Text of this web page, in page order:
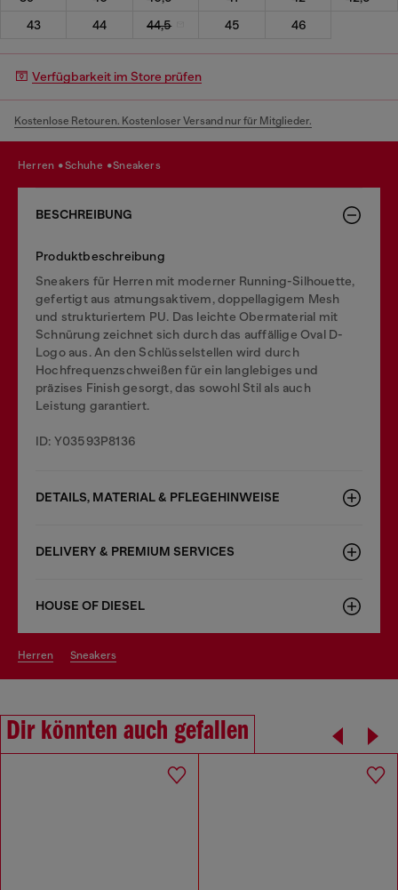
43
44 44,5 45 46
Verfügbarkeit im Store prüfen
Kostenlose Retouren. Kostenloser Versand nur für Mitglieder.
herren schuhe sneakers
BESCHREIBUNG
Produktbeschreibung
Sneakers für Herren mit moderner Running-Silhouette,
gefertigt aus atmungsaktivem, doppellagigem Mesh
und strukturiertem PU. Das leichte Obermaterial mit
Schnürung zeichnet sich durch das auffällige Oval D-
Logo aus. An den Schlüsselstellen wird durch
Hochfrequenzschweißen für ein langlebiges und
präzises Finish gesorgt, das sowohl Stil als auch
Leistung garantiert.
ID: Y03593P8136
DETAILS, MATERIAL & PFLEGEHINWEISE
DELIVERY & PREMIUM SERVICES
HOUSE OF DIESEL
herren sneakers
Dir könnten auch gefallen